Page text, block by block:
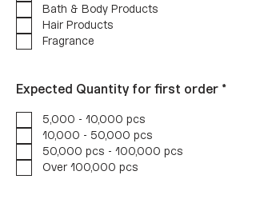
Bath & Body Products
Hair Products
Fragrance
Expected Quantity for first order *B
5,000 - 10,000 pcs
10,000 - 50,000 pcs
50,000 pcs - 100,000 pcs
Over 100,000 pcs